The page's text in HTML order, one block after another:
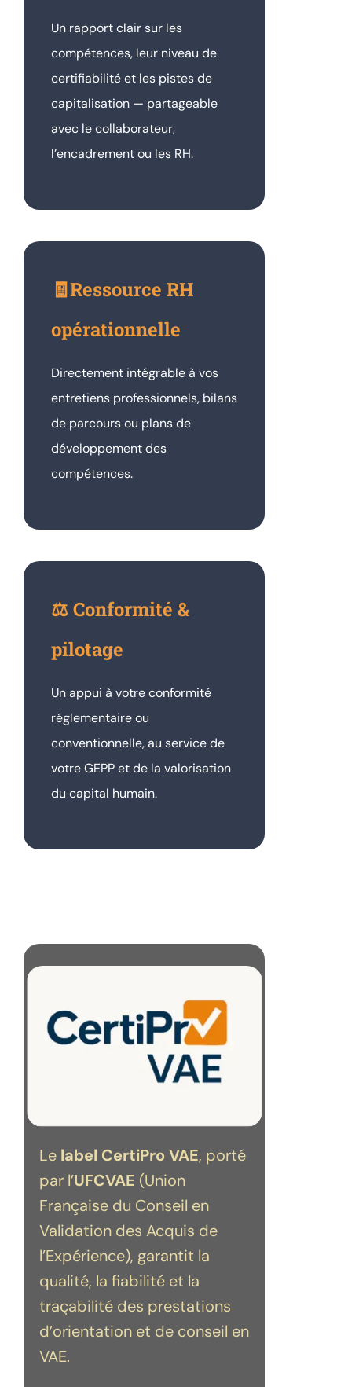
Un rapport clair sur les
compétences, leur niveau de
certifiabilité et les pistes de
capitalisation — partageable
avec le collaborateur,
l’encadrement ou les RH.
🧾Ressource RH
opérationnelle
Directement intégrable à vos
entretiens professionnels, bilans
de parcours ou plans de
développement des
compétences.
⚖️ Conformité &
pilotage
Un appui à votre conformité
réglementaire ou
conventionnelle, au service de
votre GEPP et de la valorisation
du capital humain.
Le label CertiPro VAE, porté
par l’UFCVAE (Union
Française du Conseil en
Validation des Acquis de
l’Expérience), garantit la
qualité, la fiabilité et la
traçabilité des prestations
d’orientation et de conseil en
VAE.